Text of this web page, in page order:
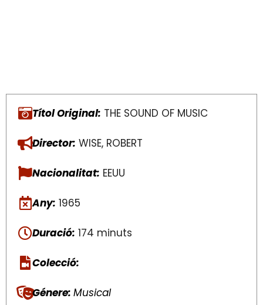
Títol Original: THE SOUND OF MUSIC
Director: WISE, ROBERT
Nacionalitat: EEUU
Any: 1965
Duració: 174 minuts
Colecció:
Génere: Musical